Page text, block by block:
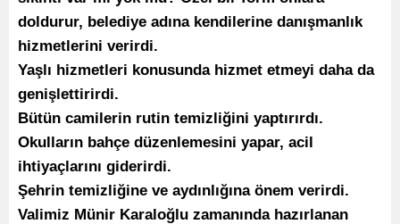
doldurur, belediye adına kendilerine danışmanlık
hizmetlerini verirdi.
Yaşlı hizmetleri konusunda hizmet etmeyi daha da
genişlettirirdi.
Bütün camilerin rutin temizliğini yaptırırdı.
Okulların bahçe düzenlemesini yapar, acil
ihtiyaçlarını giderirdi.
Şehrin temizliğine ve aydınlığına önem verirdi.
Valimiz Münir Karaloğlu zamanında hazırlanan